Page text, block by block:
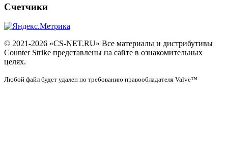
Счетчики
© 2021-2026 «CS-NET.RU» Все материалы и дистрибутивы
Counter Strike представлены на сайте в ознакомительных
целях.
Любой файл будет удален по требованию правообладателя Valve™